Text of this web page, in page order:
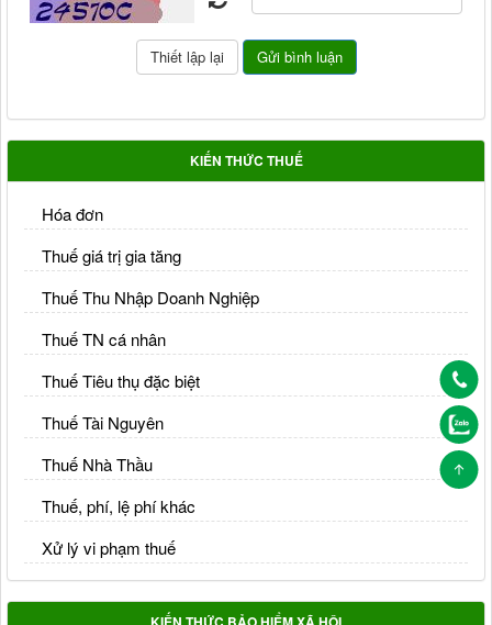
KIẾN THỨC THUẾ
Hóa đơn
Thuế giá trị gia tăng
Thuế Thu Nhập Doanh Nghiệp
Thuế TN cá nhân
Thuế Tiêu thụ đặc biệt
Thuế Tài Nguyên
Thuế Nhà Thầu
Thuế, phí, lệ phí khác
Xử lý vi phạm thuế